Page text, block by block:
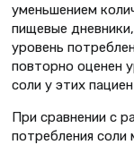
уменьшением
пищевые
уровень
повторно оценен
соли у этих
При сравнении с
потребления